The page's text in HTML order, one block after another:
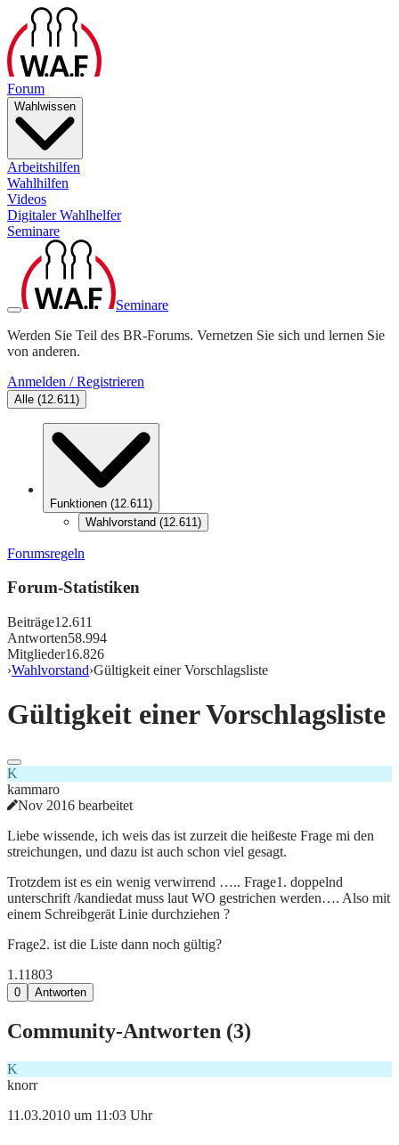
Forum
Wahlwissen
Arbeitshilfen
Wahlhilfen
Videos
Digitaler Wahlhelfer
Seminare
Seminare
Werden Sie Teil des BR-Forums. Vernetzen Sie sich und lernen Sie
von anderen.
Anmelden / Registrieren
Alle (12.611)
Funktionen (12.611)
Wahlvorstand (12.611)
Forumsregeln
Forum-Statistiken
Beiträge12.611
Antworten58.994
Mitglieder16.826
›Wahlvorstand›Gültigkeit einer Vorschlagsliste
Gültigkeit einer Vorschlagsliste
K
kammaro
Nov 2016 bearbeitet
Liebe wissende, ich weis das ist zurzeit die heißeste Frage mi den
streichungen, und dazu ist auch schon viel gesagt.
Trotzdem ist es ein wenig verwirrend ….. Frage1. doppelnd
unterschrift /kandiedat muss laut WO gestrichen werden…. Also mit
einem Schreibgerät Linie durchziehen ?
Frage2. ist die Liste dann noch gültig?
1.11803
0 Antworten
Community-Antworten (3)
K
knorr
11.03.2010 um 11:03 Uhr